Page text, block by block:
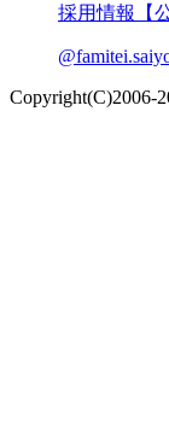
採用情報【
Copyright(C)2006-